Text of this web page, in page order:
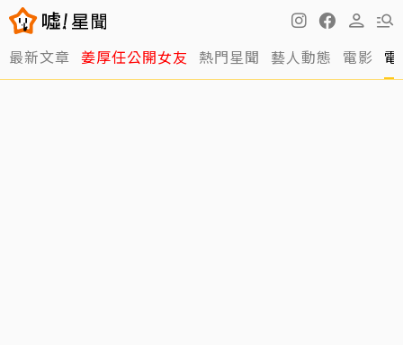
最新文章 姜厚任公開女友 熱門星聞 藝人動態 電影